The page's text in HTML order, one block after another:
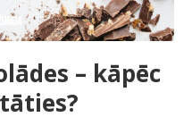
– kāpēc